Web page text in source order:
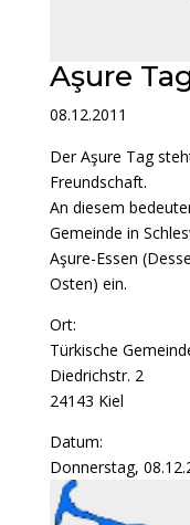
Aşure
08.12.2011
Der Aşure Tag
Freundschaft.
An diesem
Gemeinde in
Aşure-Essen
Osten) ein.
Ort:
Türkische
Diedrichstr. 2
24143 Kiel
Datum:
Donnerstag,